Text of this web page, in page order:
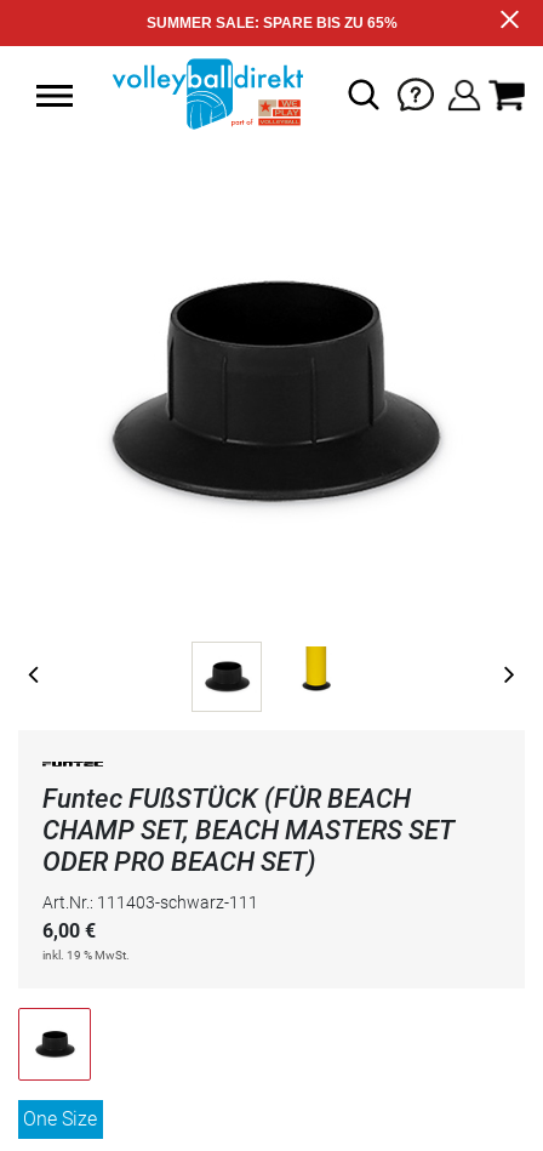
SUMMER SALE: SPARE BIS ZU 65%
Funtec FUßSTÜCK (FÜR BEACH
CHAMP SET, BEACH MASTERS SET
ODER PRO BEACH SET)
Art.Nr.: 111403-schwarz-111
6,00 €
inkl. 19 % MwSt.
One Size